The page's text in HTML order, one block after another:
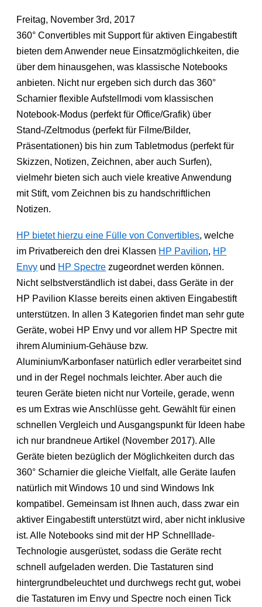
Freitag, November 3rd, 2017
360° Convertibles mit Support für aktiven Eingabestift
bieten dem Anwender neue Einsatzmöglichkeiten, die
über dem hinausgehen, was klassische Notebooks
anbieten. Nicht nur ergeben sich durch das 360°
Scharnier flexible Aufstellmodi vom klassischen
Notebook-Modus (perfekt für Office/Grafik) über
Stand-/Zeltmodus (perfekt für Filme/Bilder,
Präsentationen) bis hin zum Tabletmodus (perfekt für
Skizzen, Notizen, Zeichnen, aber auch Surfen),
vielmehr bieten sich auch viele kreative Anwendung
mit Stift, vom Zeichnen bis zu handschriftlichen
Notizen.
HP bietet hierzu eine Fülle von Convertibles, welche
im Privatbereich den drei Klassen HP Pavilion, HP
Envy und HP Spectre zugeordnet werden können.
Nicht selbstverständlich ist dabei, dass Geräte in der
HP Pavilion Klasse bereits einen aktiven Eingabestift
unterstützen. In allen 3 Kategorien findet man sehr gute
Geräte, wobei HP Envy und vor allem HP Spectre mit
ihrem Aluminium-Gehäuse bzw.
Aluminium/Karbonfaser natürlich edler verarbeitet sind
und in der Regel nochmals leichter. Aber auch die
teuren Geräte bieten nicht nur Vorteile, gerade, wenn
es um Extras wie Anschlüsse geht. Gewählt für einen
schnellen Vergleich und Ausgangspunkt für Ideen habe
ich nur brandneue Artikel (November 2017). Alle
Geräte bieten bezüglich der Möglichkeiten durch das
360° Scharnier die gleiche Vielfalt, alle Geräte laufen
natürlich mit Windows 10 und sind Windows Ink
kompatibel. Gemeinsam ist Ihnen auch, dass zwar ein
aktiver Eingabestift unterstützt wird, aber nicht inklusive
ist. Alle Notebooks sind mit der HP Schnelllade-
Technologie ausgerüstet, sodass die Geräte recht
schnell aufgeladen werden. Die Tastaturen sind
hintergrundbeleuchtet und durchwegs recht gut, wobei
die Tastaturen im Envy und Spectre noch einen Tick